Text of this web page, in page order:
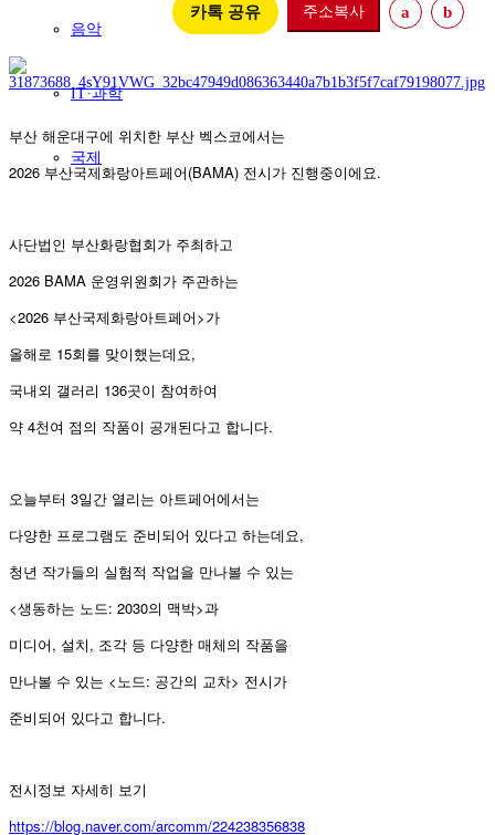
음악
IT·과학
국제
카톡 공유 주소복사 a b
부산 해운대구에 위치한 부산 벡스코에서는
2026 부산국제화랑아트페어(BAMA) 전시가 진행중이에요.
사단법인 부산화랑협회가 주최하고
2026 BAMA 운영위원회가 주관하는
<2026 부산국제화랑아트페어>가
올해로 15회를 맞이했는데요,
국내외 갤러리 136곳이 참여하여
약 4천여 점의 작품이 공개된다고 합니다.
오늘부터 3일간 열리는 아트페어에서는
다양한 프로그램도 준비되어 있다고 하는데요,
청년 작가들의 실험적 작업을 만나볼 수 있는
<생동하는 노드: 2030의 맥박>과
미디어, 설치, 조각 등 다양한 매체의 작품을
만나볼 수 있는 <노드: 공간의 교차> 전시가
준비되어 있다고 합니다.
전시정보 자세히 보기
https://blog.naver.com/arcomm/224238356838